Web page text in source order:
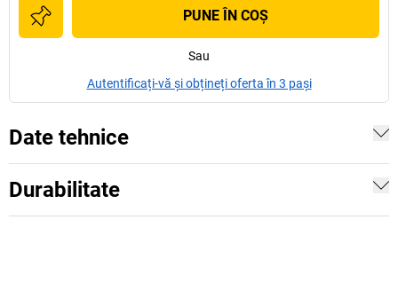
PUNE ÎN COŞ
Sau
Autentificați-vă și obțineți oferta în 3 pași
Date tehnice
Durabilitate